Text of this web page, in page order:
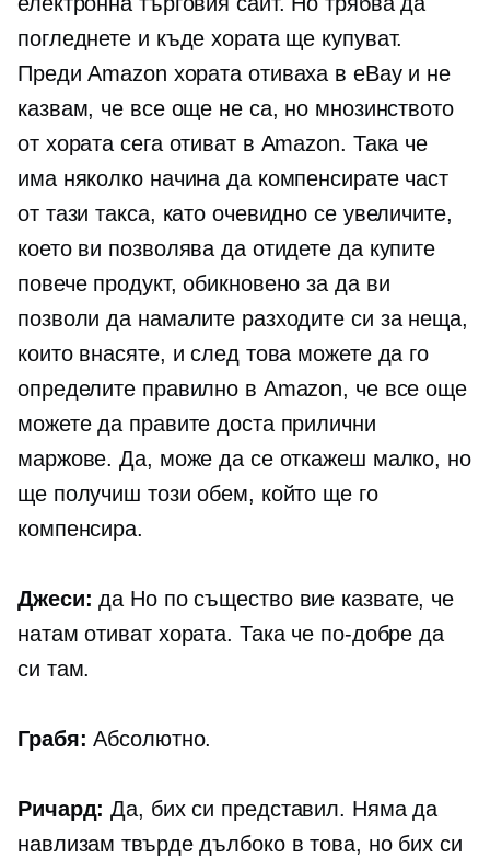
погледнете и къде хората ще купуват.
Преди Amazon хората отиваха в eBay и не
казвам, че все още не са, но мнозинството
от хората сега отиват в Amazon. Така че
има няколко начина да компенсирате част
от тази такса, като очевидно се увеличите,
което ви позволява да отидете да купите
повече продукт, обикновено за да ви
позволи да намалите разходите си за неща,
които внасяте, и след това можете да го
определите правилно в Amazon, че все още
можете да правите доста прилични
маржове. Да, може да се откажеш малко, но
ще получиш този обем, който ще го
компенсира.
Джеси: да Но по същество вие казвате, че
натам отиват хората. Така че по-добре да
си там.
Грабя: Абсолютно.
Ричард: Да, бих си представил. Няма да
навлизам твърде дълбоко в това, но бих си